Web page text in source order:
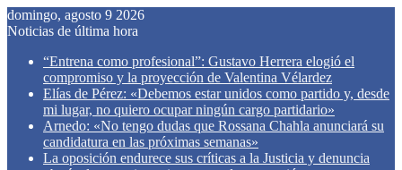
domingo, agosto 9 2026
Noticias de última hora
“Entrena como profesional”: Gustavo Herrera elogió el
compromiso y la proyección de Valentina Vélardez
Elías de Pérez: «Debemos estar unidos como partido y, desde
mi lugar, no quiero ocupar ningún cargo partidario»
Arnedo: «No tengo dudas que Rossana Chahla anunciará su
candidatura en las próximas semanas»
La oposición endurece sus críticas a la Justicia y denuncia